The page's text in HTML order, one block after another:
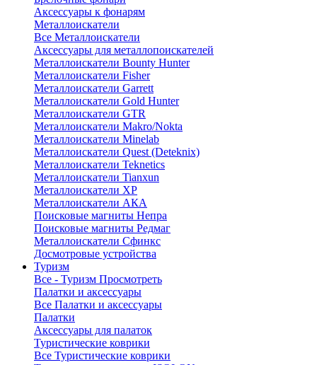
Аксессуары к фонарям
Металлоискатели
Все Металлоискатели
Аксессуары для металлопоискателей
Металлоискатели Bounty Hunter
Металлоискатели Fisher
Металлоискатели Garrett
Металлоискатели Gold Hunter
Металлоискатели GTR
Металлоискатели Makro/Nokta
Металлоискатели Minelab
Металлоискатели Quest (Deteknix)
Металлоискатели Teknetics
Металлоискатели Tianxun
Металлоискатели XP
Металлоискатели АКА
Поисковые магниты Непра
Поисковые магниты Редмаг
Металлоискатели Сфинкс
Досмотровые устройства
Туризм
Все - Туризм Просмотреть
Палатки и аксессуары
Все Палатки и аксессуары
Палатки
Аксессуары для палаток
Туристические коврики
Все Туристические коврики